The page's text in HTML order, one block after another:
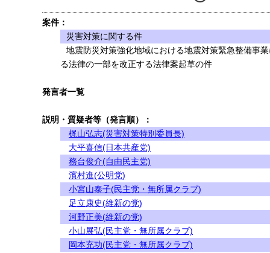
案件：
災害対策に関する件
地震防災対策強化地域における地震対策緊急整備事
る法律の一部を改正する法律案起草の件
発言者一覧
説明・質疑者等（発言順）：
梶山弘志(災害対策特別委員長)
大平喜信(日本共産党)
務台俊介(自由民主党)
濱村進(公明党)
小宮山泰子(民主党・無所属クラブ)
足立康史(維新の党)
河野正美(維新の党)
小山展弘(民主党・無所属クラブ)
岡本充功(民主党・無所属クラブ)